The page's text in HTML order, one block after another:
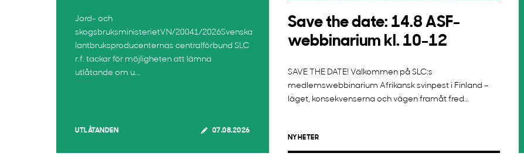
Jord- och
skogsbruksministerietVN/20041/2026Svenska
lantbruksproducenternas centralförbund SLC
r.f. tackar för möjligheten att lämna
utlåtande om u...
UTLÅTANDEN 07.08.2026
Save the date: 14.8 ASF-
webbinarium kl. 10-12
SAVE THE DATE! Välkommen på SLC:s
medlemswebbinarium Afrikansk svinpest i Finland –
läget, konsekvenserna och vägen framåt fred...
NYHETER